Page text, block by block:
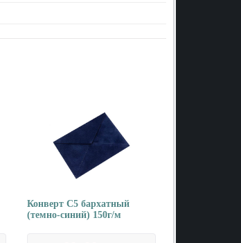
Конверт С5 бархатный
(темно-синий) 150г/м